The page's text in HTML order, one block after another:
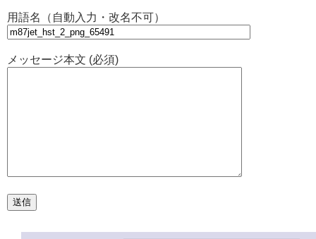
用語名（自動入力・改名不可）
メッセージ本文 (必須)